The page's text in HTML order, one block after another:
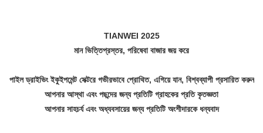
TIANWEI 2025
মান ভিত্তিপ্রস্তর, পরিষেবা বাজার জয় করে
পাইল ড্রাইভিং ইকুইপমেন্ট সেক্টরে গভীরভাবে প্রোথিত, এগিয়ে যান, বিশ্বব্যাপী প্রসারিত করুন
আপনার আস্থা এবং পছন্দের জন্য প্রতিটি গ্রাহকের প্রতি কৃতজ্ঞতা
আপনার সাহচর্য এবং অধ্যবসায়ের জন্য প্রতিটি অংশীদারকে ধন্যবাদ